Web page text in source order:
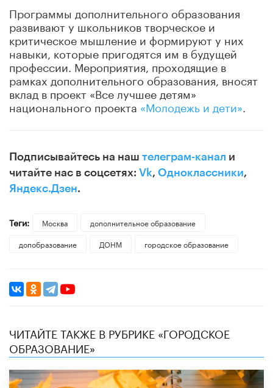
Программы дополнительного образования
развивают у школьников творческое и
критическое мышление и формируют у них
навыки, которые пригодятся им в будущей
профессии. Мероприятия, проходящие в
рамках дополнительного образования, вносят
вклад в проект «Все лучшее детям»
национального проекта «Молодежь и дети»
Подписывайтесь на наш телеграм-канал и
читайте нас в соцсетях: Vk, Одноклассники,
Яндекс.Дзен.
Теги: Москва
дополнительное образование
допобразование
ДОНМ городское образование
ЧИТАЙТЕ ТАКЖЕ В РУБРИКЕ «ГОРОДСКОЕ
ОБРАЗОВАНИЕ»